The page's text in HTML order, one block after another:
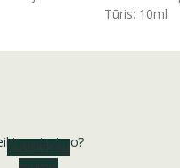
Tūris: 10ml
patarimo?
Susisiek su